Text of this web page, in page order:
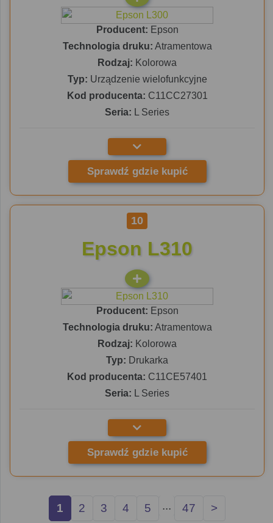
Producent: Epson
Technologia druku: Atramentowa
Rodzaj: Kolorowa
Typ: Urządzenie wielofunkcyjne
Kod producenta: C11CC27301
Seria: L Series
Sprawdź gdzie kupić
10
Epson L310
Producent: Epson
Technologia druku: Atramentowa
Rodzaj: Kolorowa
Typ: Drukarka
Kod producenta: C11CE57401
Seria: L Series
Sprawdź gdzie kupić
1 2 3 4 5 ... 47 >